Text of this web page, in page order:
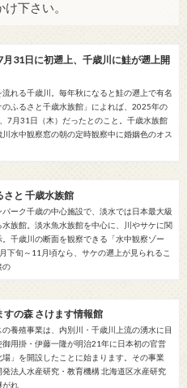
け下さい。
31日に初遡上、千歳川に鮭が遡上開
れる千歳川。毎年秋になると鮭の遡上で有名
のふるさと千歳水族館」によれば、2025年の
、7月31日（木）だったとのこと。千歳水族館
川水中観察窓の朝の定時観察中に婚姻色のオス
さと 千歳水族館
ーク千歳の中心施設で、淡水では日本最大級
族館。淡水魚水族館を中心に、川やサケに関
千歳川の断面を観察できる「水中観察ゾー
下旬～11月頃なら、サケの遡上が見られるこ
の
すの森 さけます情報館
の養殖事業は、内別川・千歳川上流の湧水に目
御用掛・伊藤一隆が明治21年に日本初の官営
場」を開設したことに始まります。その事業
法人水産研究・教育機構 北海道区水産研究
れ